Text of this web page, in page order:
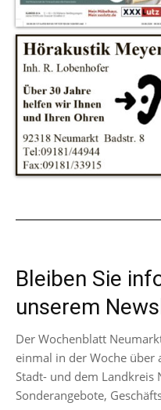
Bleiben Sie
unserem
Der Wochenblatt
einmal in der Woche über
Stadt- und dem Landkreis
Sonderangebote,